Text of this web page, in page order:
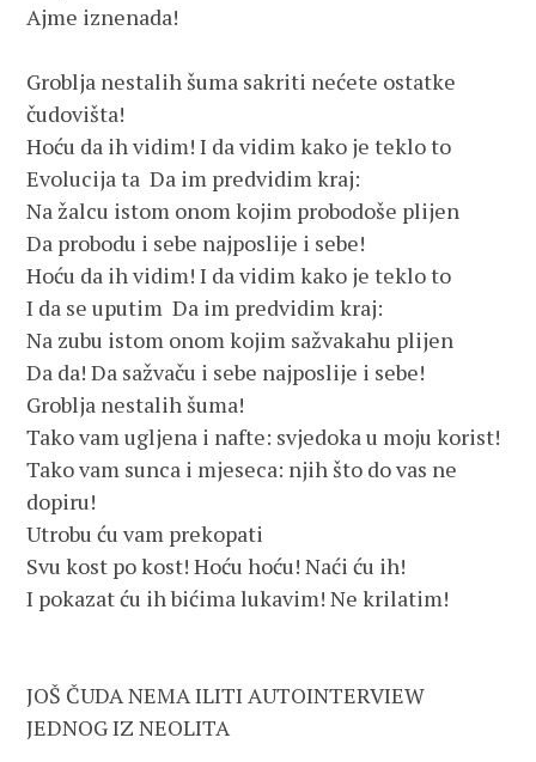
Ajme iznenada!
Groblja nestalih šuma sakriti nećete ostatke
čudovišta!
Hoću da ih vidim! I da vidim kako je teklo to
Evolucija ta  Da im predvidim kraj:
Na žalcu istom onom kojim probodoše plijen
Da probodu i sebe najposlije i sebe!
Hoću da ih vidim! I da vidim kako je teklo to
I da se uputim  Da im predvidim kraj:
Na zubu istom onom kojim sažvakahu plijen
Da da! Da sažvaču i sebe najposlije i sebe!
Groblja nestalih šuma!
Tako vam ugljena i nafte: svjedoka u moju korist!
Tako vam sunca i mjeseca: njih što do vas ne
dopiru!
Utrobu ću vam prekopati
Svu kost po kost! Hoću hoću! Naći ću ih!
I pokazat ću ih bićima lukavim! Ne krilatim!
JOŠ ČUDA NEMA ILITI AUTOINTERVIEW
JEDNOG IZ NEOLITA